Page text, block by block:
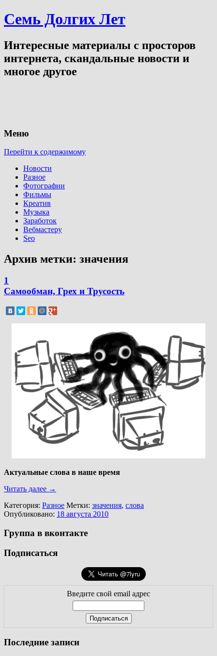
Семь Долгих Лет
Интересные материалы с просторов
интернета, скандальные новости и
многое другое
Меню
Перейти к содержимому
Новости
Разное
Фотографии
Фильмы
Креатив
Музыка
Заработок
Вебмастеру
Seo
Архив метки: значения
1
Самообман, Грех и Трусость
Актуальные слова в наше время
Читать далее →
Категория: Разное Метки: значения, слова
Опубликовано: 18 августа 2010
Группа в вконтакте
Подписаться
Введите свой email адрес
Последние записи